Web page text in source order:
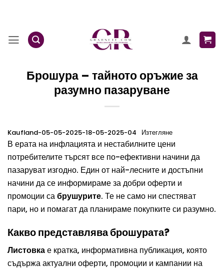
content
Брошура – тайното оръжие за
разумно пазаруване
Kaufland-05-05-2025-18-05-2025-04 Изтегляне
В ерата на инфлацията и нестабилните цени
потребителите търсят все по-ефективни начини да
пазаруват изгодно. Един от най-лесните и достъпни
начини да се информираме за добри оферти и
промоции сабрушурите. Те не само ни спестяват
пари, но и помагат да планираме покупките си разумно.
Какво представлява брошурата?
Листовкае кратка, информативна публикация, която
съдържа актуални оферти, промоции и кампании на